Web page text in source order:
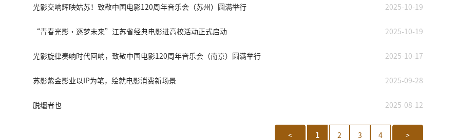
光影交响辉映姑苏！致敬中国电影120周年音乐会（苏州）圆满举行 2025-10-19
“青春光影・逐梦未来”江苏省经典电影进高校活动正式启动 2025-10-19
光影旋律奏响时代回响，致敬中国电影120周年音乐会（南京）圆满举行 2025-10-17
苏影紫金影业以IP为笔，绘就电影消费新场景 2025-09-28
脱缰者也 2025-08-12
< 1 2 3 4 >